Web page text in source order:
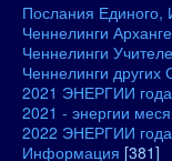
Послания Единого,
Ченнелинги
Ченнелинги
Ченнелинги других
2021 ЭНЕРГИИ года
2021 - энергии
2022 ЭНЕРГИИ года
Информация [381]